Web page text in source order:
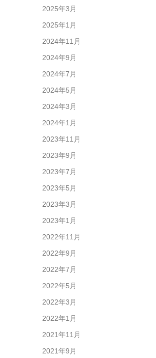
2025年3月
2025年1月
2024年11月
2024年9月
2024年7月
2024年5月
2024年3月
2024年1月
2023年11月
2023年9月
2023年7月
2023年5月
2023年3月
2023年1月
2022年11月
2022年9月
2022年7月
2022年5月
2022年3月
2022年1月
2021年11月
2021年9月